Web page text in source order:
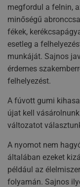
megfordul a felnin,
minőségű
fékek,
esetleg a
munkáját. Sajnos
érdemes
felhelyezést.
A fúvott gumi
újat kell
változatot
A nyomot nem
általában ezeket
például az
folyamán. Sajnos